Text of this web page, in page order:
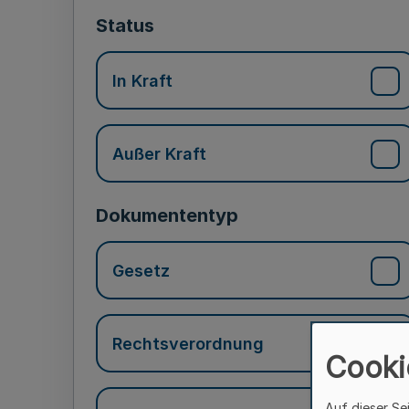
Status
In Kraft
Außer Kraft
Dokumententyp
Gesetz
Rechtsverordnung